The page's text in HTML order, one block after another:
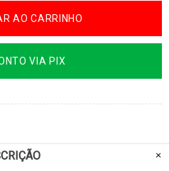
AO CARRINHO
VIA PIX